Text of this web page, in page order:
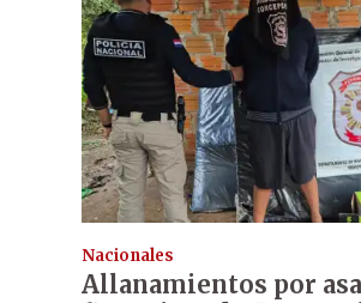
Nacionales
Allanamientos por